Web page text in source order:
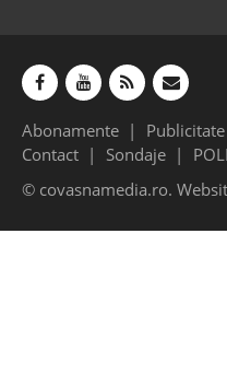
Abonamente Publicitate
Contact
Sondaje
© covasnamedia.ro.